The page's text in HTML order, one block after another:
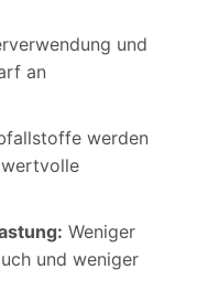
und
an
werden
Weniger
und weniger